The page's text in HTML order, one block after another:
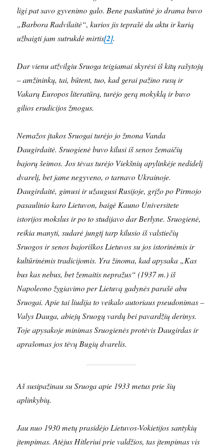
ligi pat savo gyvenimo galo. Bene paskutinė jo drama buvo
„Barbora Radvilaitė“, kurios jis teprašė du aktu ir kurią
užbaigti jam sutrukdė mirtis[2].
Dar vienu atžvilgiu Sruoga teigiamai skyrėsi iš kitų rašytojų
– amžininkų, tai, būtent, tuo, kad gerai pažino rusų ir
Vakarų Europos literatūrą, turėjo gerą mokyklą ir buvo
gilios erudicijos žmogus.
Nemažos įtakos Sruogai turėjo jo žmona Vanda
Daugirdaitė. Sruogienė buvo kilusi iš senos žemaičių
bajorų šeimos. Jos tėvas turėjo Viekšnių apylinkėje nedidelį
dvarelį, bet jame negyveno, o tarnavo Ukrainoje.
Daugirdaitė, gimusi ir užaugusi Rusijoje, grįžo po Pirmojo
pasaulinio karo Lietuvon, baigė Kauno Universitete
istorijos mokslus ir po to studijavo dar Berlyne. Sruogienė,
reikia manyti, sudarė jungtį tarp kilusio iš valstiečių
Sruogos ir senos bajoriškos Lietuvos su jos istorinėmis ir
kultūrinėmis tradicijomis. Yra žinoma, kad apysaka „Kas
bus kas nebus, bet žemaitis nepražus“ (1937 m.) iš
Napoleono žygiavimo per Lietuvą gadynės parašė abu
Sruogai. Apie tai liudija to veikalo autoriaus pseudonimas –
Valys Dauga, abiejų Sruogų vardų bei pavardžių derinys.
Toje apysakoje minimas Sruogienės protėvis Daugirdas ir
aprašomas jos tėvų Bugių dvarelis.
Aš susipažinau su Sruoga apie 1933 metus prie šių
aplinkybių.
Jau nuo 1930 metų prasidėjo Lietuvos-Vokietijos santykių
įtempimas. Atėjus Hitleriui prie valdžios, tas įtempimas vis